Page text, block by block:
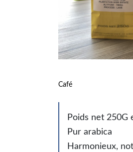
Café
Poids net 250G
Pur arabica
Harmonieux,